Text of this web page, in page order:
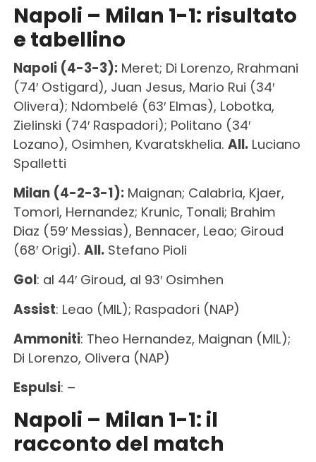
Napoli – Milan 1-1: risultato
e tabellino
Napoli (4-3-3):Meret; Di Lorenzo, Rrahmani
(74′ Ostigard), Juan Jesus, Mario Rui (34′
Olivera); Ndombelé (63′ Elmas), Lobotka,
Zielinski (74′ Raspadori); Politano (34′
Lozano), Osimhen, Kvaratskhelia. All. Luciano
Spalletti
Milan (4-2-3-1):Maignan; Calabria, Kjaer,
Tomori, Hernandez; Krunic, Tonali; Brahim
Diaz (59′ Messias), Bennacer, Leao; Giroud
(68′ Origi). All. Stefano Pioli
Gol: al 44′ Giroud, al 93′ Osimhen
Assist: Leao (MIL); Raspadori (NAP)
Ammoniti: Theo Hernandez, Maignan (MIL);
Di Lorenzo, Olivera (NAP)
Espulsi: –
Napoli – Milan 1-1: il
racconto del match